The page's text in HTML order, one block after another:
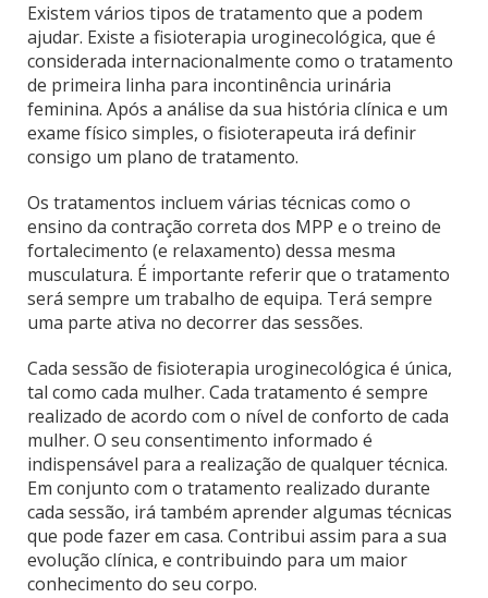
Existem vários tipos de tratamento que a podem
ajudar. Existe a fisioterapia uroginecológica, que é
considerada internacionalmente como o tratamento
de primeira linha para incontinência urinária
feminina. Após a análise da sua história clínica e um
exame físico simples, o fisioterapeuta irá definir
consigo um plano de tratamento.
Os tratamentos incluem várias técnicas como o
ensino da contração correta dos MPP e o treino de
fortalecimento (e relaxamento) dessa mesma
musculatura. É importante referir que o tratamento
será sempre um trabalho de equipa. Terá sempre
uma parte ativa no decorrer das sessões.
Cada sessão de fisioterapia uroginecológica é única,
tal como cada mulher. Cada tratamento é sempre
realizado de acordo com o nível de conforto de cada
mulher. O seu consentimento informado é
indispensável para a realização de qualquer técnica.
Em conjunto com o tratamento realizado durante
cada sessão, irá também aprender algumas técnicas
que pode fazer em casa. Contribui assim para a sua
evolução clínica, e contribuindo para um maior
conhecimento do seu corpo.